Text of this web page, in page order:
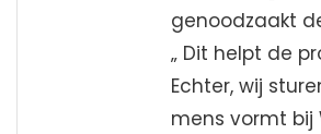
genoodzaakt
„ Dit helpt de
Echter, wij
mens vormt bij